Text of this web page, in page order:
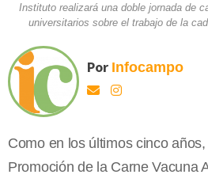
Instituto realizará una doble jornada de
universitarios sobre el trabajo de la
Por Infocampo
Como en los últimos cinco
Promoción de la Carne Vacuna